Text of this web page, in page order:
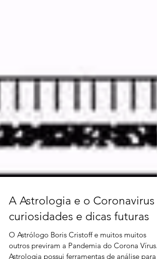
A Astrologia e o Coronavirus -
curiosidades e dicas futuras
O Astrólogo Boris Cristoff e muitos muitos